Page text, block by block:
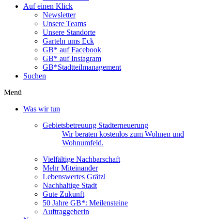
Auf einen Klick
Newsletter
Unsere Teams
Unsere Standorte
Garteln ums Eck
GB* auf Facebook
GB* auf Instagram
GB*Stadtteilmanagement
Suchen
Menü
Was wir tun
Gebietsbetreuung Stadterneuerung
Wir beraten kostenlos zum Wohnen und
Wohnumfeld.
Vielfältige Nachbarschaft
Mehr Miteinander
Lebenswertes Grätzl
Nachhaltige Stadt
Gute Zukunft
50 Jahre GB*: Meilensteine
Auftraggeberin